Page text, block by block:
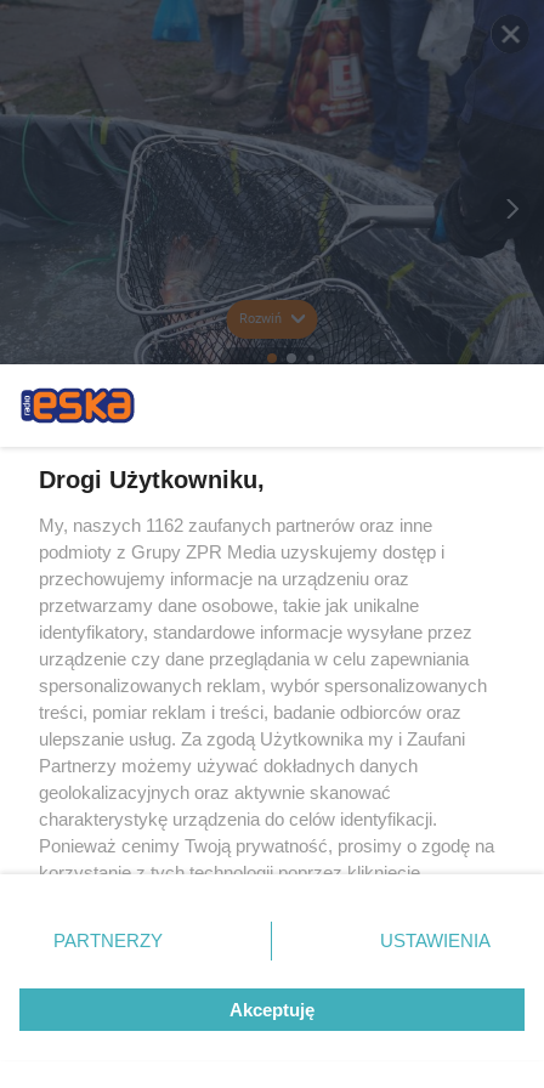
Rozwiń
Drogi Użytkowniku,
My, naszych 1162 zaufanych partnerów oraz inne
podmioty z Grupy ZPR Media uzyskujemy dostęp i
przechowujemy informacje na urządzeniu oraz
przetwarzamy dane osobowe, takie jak unikalne
identyfikatory, standardowe informacje wysyłane przez
urządzenie czy dane przeglądania w celu zapewniania
spersonalizowanych reklam, wybór spersonalizowanych
treści, pomiar reklam i treści, badanie odbiorców oraz
ulepszanie usług. Za zgodą Użytkownika my i Zaufani
Partnerzy możemy używać dokładnych danych
geolokalizacyjnych oraz aktywnie skanować
charakterystykę urządzenia do celów identyfikacji.
Ponieważ cenimy Twoją prywatność, prosimy o zgodę na
korzystanie z tych technologii poprzez kliknięcie
zmienić/wycofać klikając przycisk ustawień prywatności
znajdujący się w lewym dolnym rogu strony
rodzaje przetwarzania danych nie wymagają zgody
użytkownika, ale masz prawo sprzeciwić się takiemu
przetwarzaniu. Preferencje będą miały zastosowanie tylko
PARTNERZY USTAWIENIA
Akceptuję